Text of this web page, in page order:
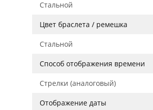
Стальной
Цвет браслета / ремешка
Стальной
Способ отображения времени
Стрелки (аналоговый)
Отображение даты